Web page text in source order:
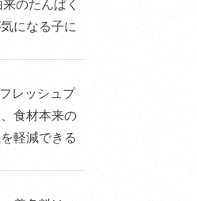
のたんぱく
になる子に
レッシュプ
食材本来の
軽減できる